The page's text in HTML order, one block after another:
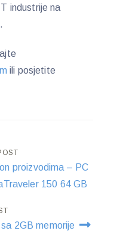
industrije na
ili posjetite
proizvodima – PC
150 64 GB
2GB memorije